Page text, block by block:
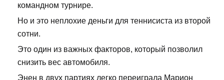
командном турнире.
Но и это неплохие деньги для теннисиста из второй
сотни.
Это один из важных факторов, который позволил
снизить вес автомобиля.
Энен в двух партиях легко переиграла Марион